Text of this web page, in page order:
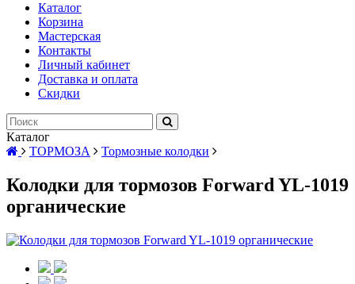
Каталог
Корзина
Мастерская
Контакты
Личный кабинет
Доставка и оплата
Скидки
Каталог
ТОРМОЗА
Тормозные колодки
Колодки для тормозов Forward YL-1019
органические